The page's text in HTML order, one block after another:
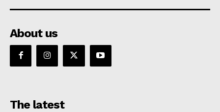
About us
The latest